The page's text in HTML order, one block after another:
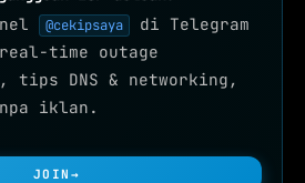
@cekipsaya
di Telegram
time outage
tips DNS & networking,
iklan.
JOIN →